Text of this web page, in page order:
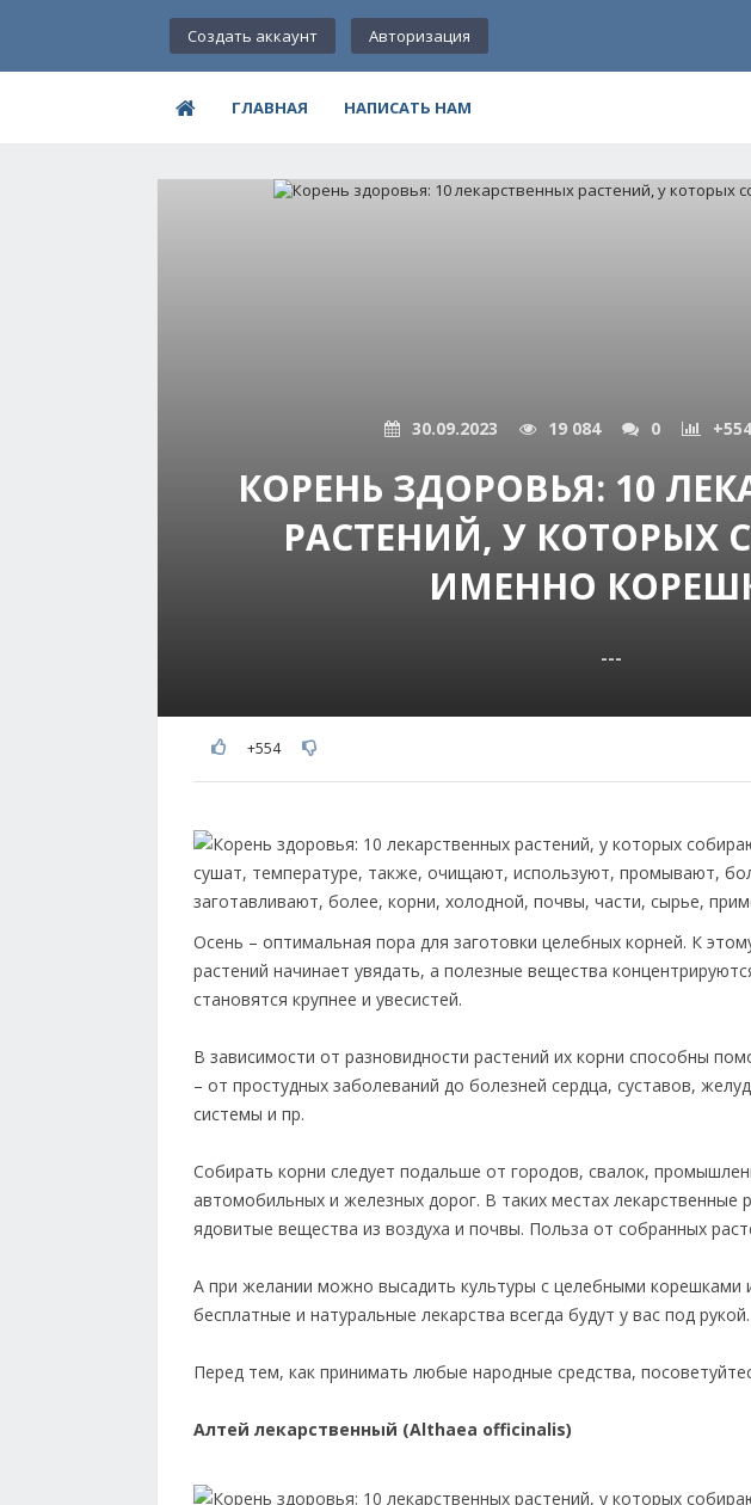
Создать аккаунт Авторизация
ГЛАВНАЯ НАПИСАТЬ НАМ
30.09.2023 19 084 0 +554
КОРЕНЬ ЗДОРОВЬЯ: 10
РАСТЕНИЙ, У КОТОРЫХ
ИМЕННО
---
+554
Осень – оптимальная пора для заготовки целебных корней. К
растений начинает увядать, а полезные вещества
становятся крупнее и увесистей.
В зависимости от разновидности растений их корни способны
– от простудных заболеваний до болезней сердца, суставов,
системы и пр.
Собирать корни следует подальше от городов, свалок,
автомобильных и железных дорог. В таких местах лекарственные
ядовитые вещества из воздуха и почвы. Польза от собранных
А при желании можно высадить культуры с целебными корешками
бесплатные и натуральные лекарства всегда будут у вас под рукой.
Перед тем, как принимать любые народные средства,
Алтей лекарственный (Althaea officinalis)